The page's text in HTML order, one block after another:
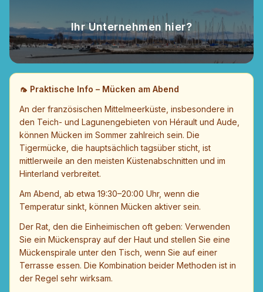
Ihr Unternehmen hier?
🦟 Praktische Info – Mücken am Abend
An der französischen Mittelmeerküste, insbesondere in
den Teich- und Lagunengebieten von Hérault und Aude,
können Mücken im Sommer zahlreich sein. Die
Tigermücke, die hauptsächlich tagsüber sticht, ist
mittlerweile an den meisten Küstenabschnitten und im
Hinterland verbreitet.
Am Abend, ab etwa 19:30–20:00 Uhr, wenn die
Temperatur sinkt, können Mücken aktiver sein.
Der Rat, den die Einheimischen oft geben: Verwenden
Sie ein Mückenspray auf der Haut und stellen Sie eine
Mückenspirale unter den Tisch, wenn Sie auf einer
Terrasse essen. Die Kombination beider Methoden ist in
der Regel sehr wirksam.